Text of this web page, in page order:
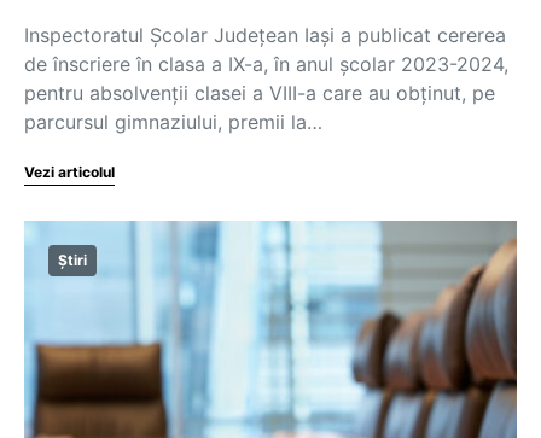
Inspectoratul Școlar Județean Iași a publicat cererea
de înscriere în clasa a IX-a, în anul școlar 2023-2024,
pentru absolvenții clasei a VIII-a care au obținut, pe
parcursul gimnaziului, premii la…
Vezi articolul
Știri